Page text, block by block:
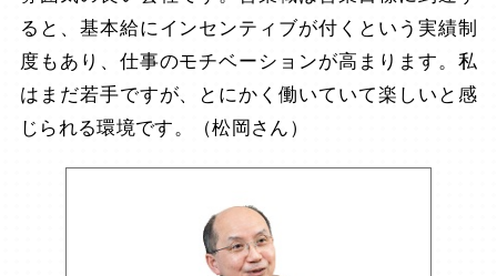
ると、基本給にインセンティブが付くという実績制
度もあり、仕事のモチベーションが高まります。私
はまだ若手ですが、とにかく働いていて楽しいと感
じられる環境です。（松岡さん）